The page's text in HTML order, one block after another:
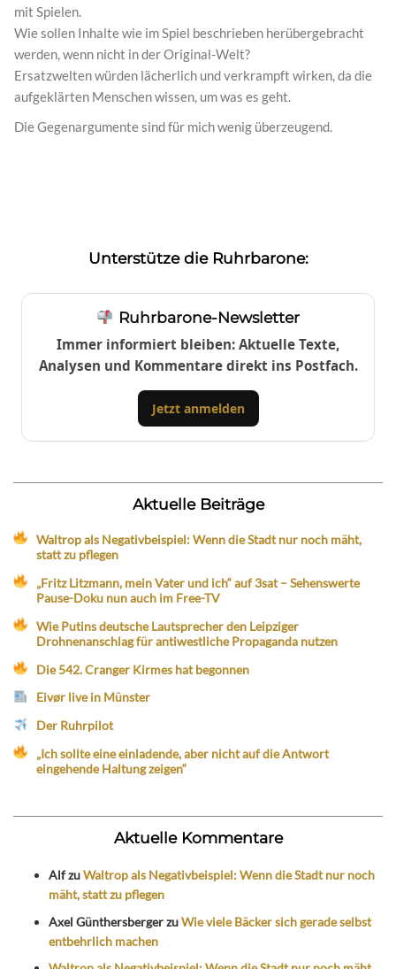
mit Spielen.
Wie sollen Inhalte wie im Spiel beschrieben herübergebracht
werden, wenn nicht in der Original-Welt?
Ersatzwelten würden lächerlich und verkrampft wirken, da die
aufgeklärten Menschen wissen, um was es geht.
Die Gegenargumente sind für mich wenig überzeugend.
Unterstütze die Ruhrbarone:
Ruhrbarone-Newsletter
Immer informiert bleiben: Aktuelle Texte,
Analysen und Kommentare direkt ins Postfach.
Jetzt anmelden
Aktuelle Beiträge
Waltrop als Negativbeispiel: Wenn die Stadt nur noch mäht,
statt zu pflegen
„Fritz Litzmann, mein Vater und ich“ auf 3sat – Sehenswerte
Pause-Doku nun auch im Free-TV
Wie Putins deutsche Lautsprecher den Leipziger
Drohnenanschlag für antiwestliche Propaganda nutzen
Die 542. Cranger Kirmes hat begonnen
Eivør live in Münster
Der Ruhrpilot
„Ich sollte eine einladende, aber nicht auf die Antwort
eingehende Haltung zeigen“
Aktuelle Kommentare
AlfzuWaltrop als Negativbeispiel: Wenn die Stadt nur noch
mäht, statt zu pflegen
Axel GünthersbergerzuWie viele Bäcker sich gerade selbst
entbehrlich machen